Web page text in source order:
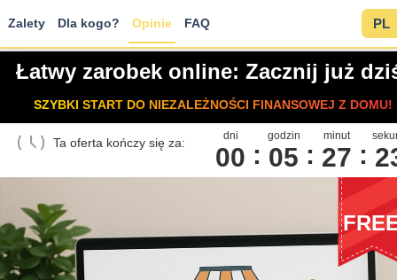
Zalety Dla kogo? Opinie FAQ PL
Łatwy zarobek online: Zacznij już
SZYBKI START DO NIEZALEŻNOŚCI FINANSOWEJ Z DOMU!
Ta oferta kończy się za: dni
00
godzin
05
minut
27 2